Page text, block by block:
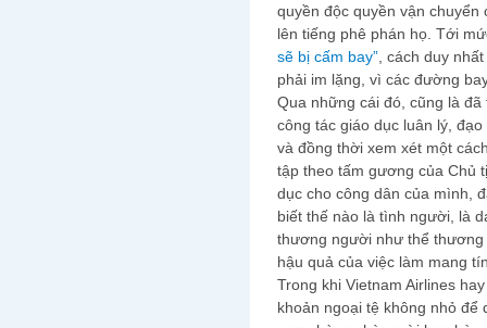
quyền độc quyền vận
lên tiếng phê phán họ. Tới
sẽ bị cấm bay” , cách duy
phải im lặng, vì các đường
Qua những cái đó, cũng là
công tác giáo dục luân lý,
và đồng thời xem xét một
tập theo tấm gương của Chủ
dục cho công dân của mình,
biết thế nào là tình người, là
thương người như thể thương
hậu quả của việc làm mang
Trong khi Vietnam Airlines
khoản ngoại tệ không nhỏ